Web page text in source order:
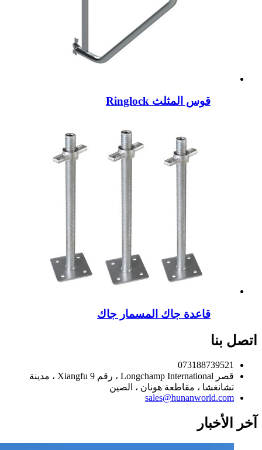
قوس المثلث Ringlock
قاعدة جاك المسمار جاك
اتصل بنا
073188739521
قصر Longchamp International ، رقم 9 Xiangfu ، مدينة
تشانغشا ، مقاطعة هونان ، الصين
sales@hunanworld.com
آخر الأخبار